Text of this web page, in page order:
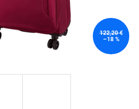
122,20 €
–18 %